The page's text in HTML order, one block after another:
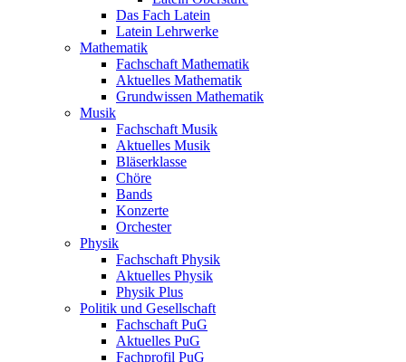
Das Fach Latein
Latein Lehrwerke
Mathematik
Fachschaft Mathematik
Aktuelles Mathematik
Grundwissen Mathematik
Musik
Fachschaft Musik
Aktuelles Musik
Bläserklasse
Chöre
Bands
Konzerte
Orchester
Physik
Fachschaft Physik
Aktuelles Physik
Physik Plus
Politik und Gesellschaft
Fachschaft PuG
Aktuelles PuG
Fachprofil PuG